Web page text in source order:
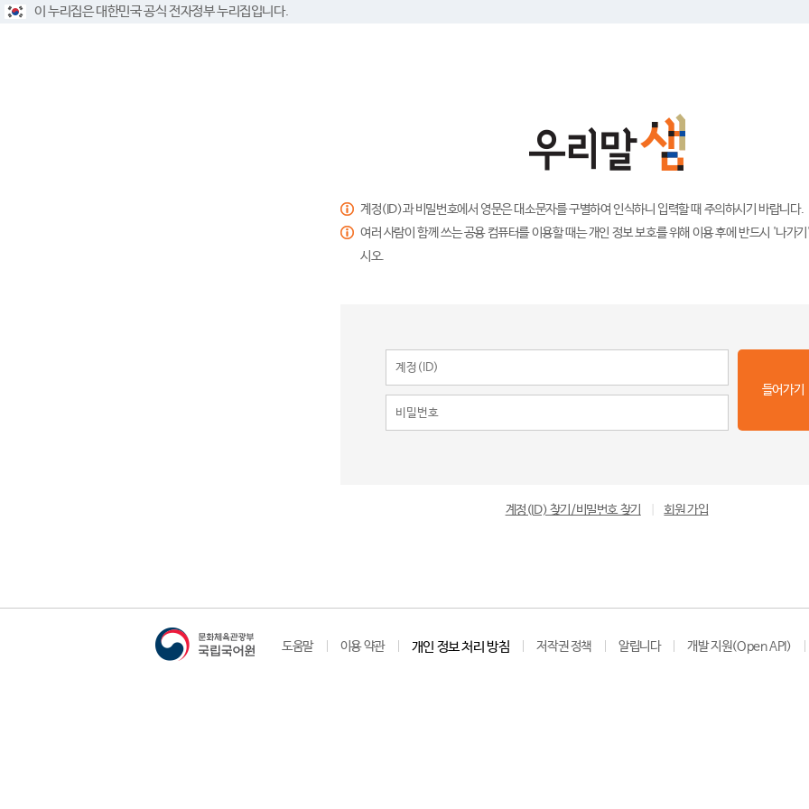
이 누리집은 대한민국 공식 전자정부 누리집입니다.
계정(ID)과 비밀번호에서 영문은 대소문자를 구별하여 인식하니 입력할 때 주의하시기 바랍니다.
여러 사람이 함께 쓰는 공용 컴퓨터를 이용할 때는 개인 정보 보호를 위해 이용 후에 반드시 '나가
시오.
들어가기
계정(ID) 찾기/비밀번호 찾기 회원 가입
도움말 이용 약관 개인 정보 처리 방침 저작권 정책 알립니다 개발 지원(Open API)